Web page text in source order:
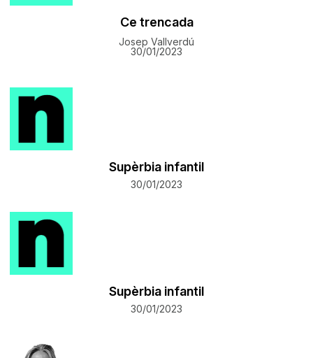
Ce trencada
Josep Vallverdú
30/01/2023
Supèrbia infantil
30/01/2023
Supèrbia infantil
30/01/2023